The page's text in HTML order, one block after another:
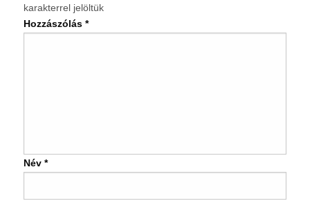
karakterrel jelöltük
Hozzászólás *
Név *